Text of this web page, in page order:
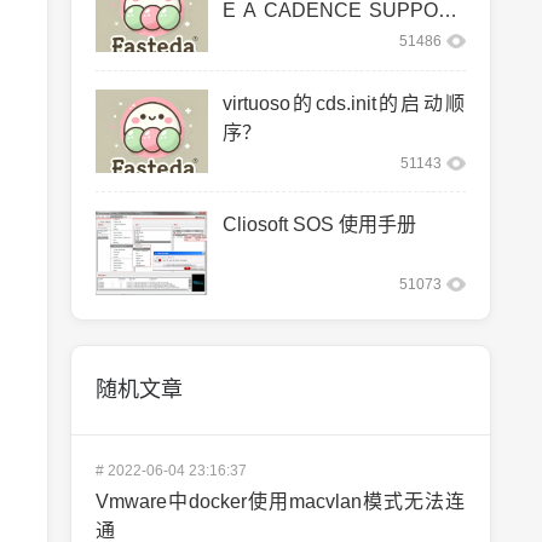
E A CADENCE SUPPORT
51486
virtuoso的cds.init的启动顺
序？
51143
Cliosoft SOS 使用手册
51073
随机文章
# 2022-06-04 23:16:37
Vmware中docker使用macvlan模式无法连
通